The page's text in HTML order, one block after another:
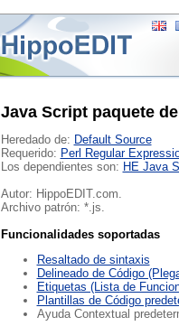
Java Script paquete
Heredado de: Default Source
Requerido: Perl Regular
Los dependientes son: HE Java
Autor: HippoEDIT.com.
Archivo patrón: *.js.
Funcionalidades soportadas
Resaltado de sintaxis
Delineado de Código
Etiquetas (Lista de
Plantillas de Código
Ayuda Contextual